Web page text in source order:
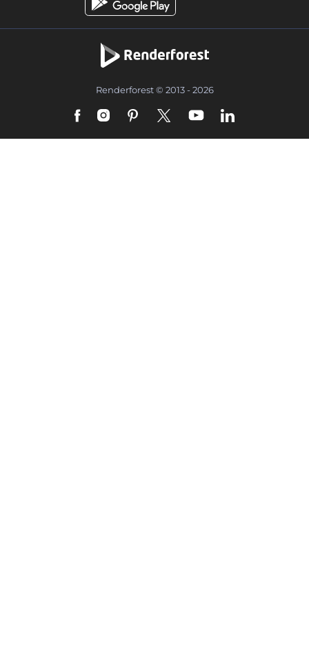
Renderforest © 2013 - 2026